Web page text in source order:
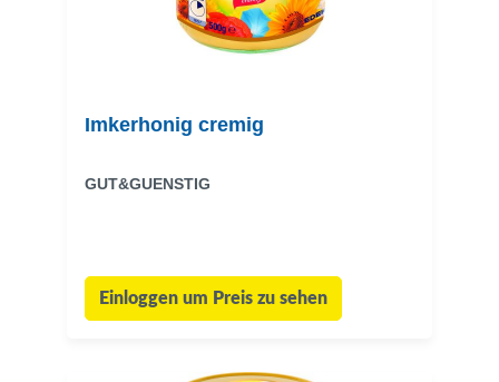
Imkerhonig cremig
GUT&GUENSTIG
Einloggen um Preis zu sehen